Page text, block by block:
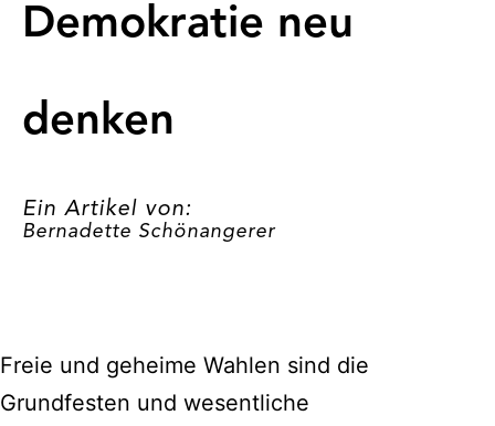
Demokratie neu
denken
Ein Artikel von:
Bernadette Schönangerer
Freie und geheime Wahlen sind die
Grundfesten und wesentliche